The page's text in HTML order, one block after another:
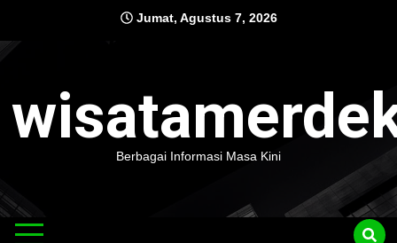
content
Jumat, Agustus 7, 2026
Berbagai Informasi Masa Kini